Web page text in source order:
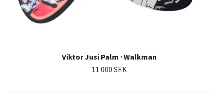
Viktor Jusi Palm · Walkman
11 000 SEK